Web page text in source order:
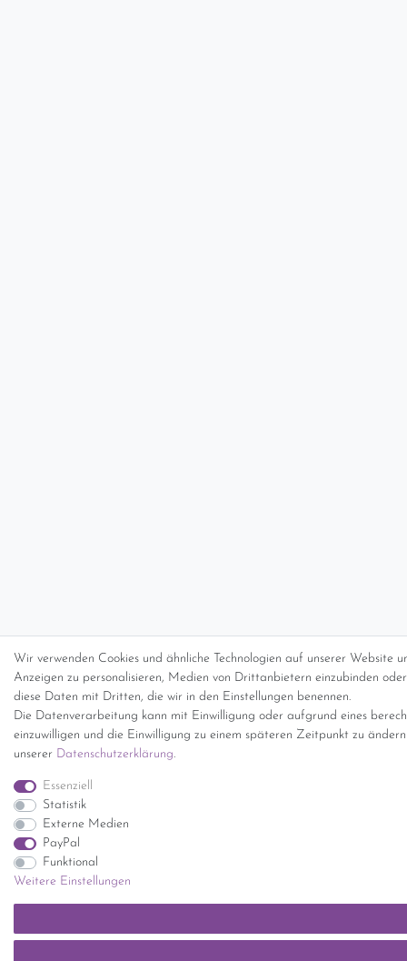
Wir verwenden Cookies und ähnliche Technologien auf unserer Website
Anzeigen zu personalisieren, Medien von Drittanbietern einzubinden
diese Daten mit Dritten, die wir in den Einstellungen benennen.
Die Datenverarbeitung kann mit Einwilligung oder aufgrund eines
einzuwilligen und die Einwilligung zu einem späteren Zeitpunkt zu
unserer Daten­schutz­erklärung.
Essenziell
Statistik
Externe Medien
PayPal
Funktional
Weitere Einstellungen